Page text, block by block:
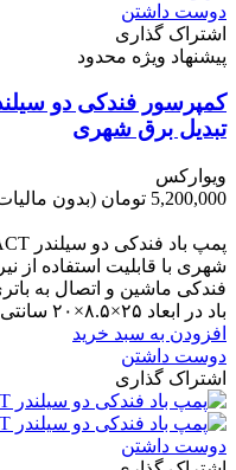
دوست داشتن
اشتراک گذاری
پیشنهاد ویژه محدود
تبدیل برق شهری
ویوارکس
5,200,000 تومان
(بدون
فندکی ماشین و اتصال به
باد در ابعاد ۲۵×۸.۵×۲۰ سانتی‌متر و وزن...
افزودن به سبد خرید
دوست داشتن
اشتراک گذاری
دوست داشتن